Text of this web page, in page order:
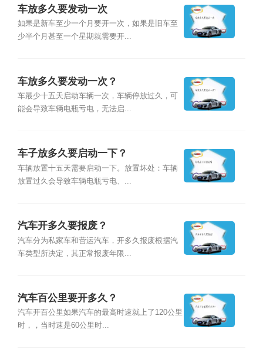
车放多久要发动一次
如果是新车至少一个月要开一次，如果是旧车至
少半个月甚至一个星期就需要开...
车放多久要发动一次？
车最少十五天启动车辆一次，车辆停放过久，可
能会导致车辆电瓶亏电，无法启...
车子放多久要启动一下？
车辆放置十五天需要启动一下。放置坏处：车辆
放置过久会导致车辆电瓶亏电、...
汽车开多久要报废？
汽车分为私家车和营运汽车，开多久报废根据汽
车类型所决定，其正常报废年限...
汽车百公里要开多久？
汽车开百公里如果汽车的最高时速就上了120公里
时，，当时速是60公里时...